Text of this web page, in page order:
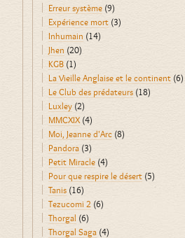
Erreur système (9)
Expérience mort (3)
Inhumain (14)
Jhen (20)
KGB (1)
La Vieille Anglaise et le continent (6)
Le Club des prédateurs (18)
Luxley (2)
MMCXIX (4)
Moi, Jeanne d'Arc (8)
Pandora (3)
Petit Miracle (4)
Pour que respire le désert (5)
Tanis (16)
Tezucomi 2 (6)
Thorgal (6)
Thorgal Saga (4)